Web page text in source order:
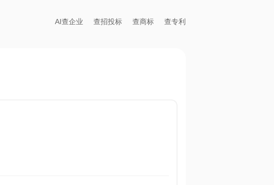
AI查企业 查招投标 查商标 查专利